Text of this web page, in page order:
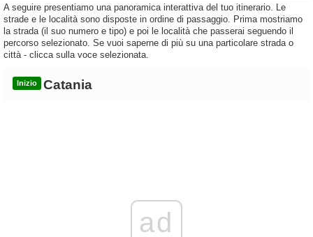
A seguire presentiamo una panoramica interattiva del tuo itinerario. Le
strade e le località sono disposte in ordine di passaggio. Prima mostriamo
la strada (il suo numero e tipo) e poi le località che passerai seguendo il
percorso selezionato. Se vuoi saperne di più su una particolare strada o
città - clicca sulla voce selezionata.
Inizio Catania
ad